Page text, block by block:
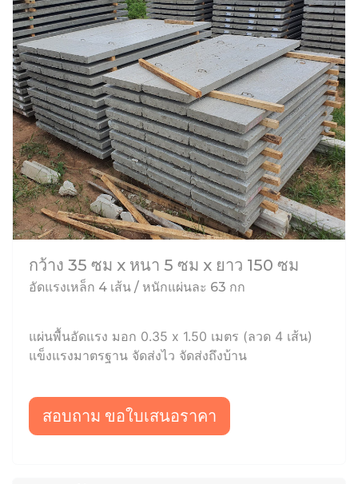
กว้าง 35 ซม x หนา 5 ซม x ยาว 150 ซม
อัดแรงเหล็ก 4 เส้น / หนักแผ่นละ 63 กก
แผ่นพื้นอัดแรง มอก 0.35 x 1.50 เมตร (ลวด 4 เส้น)
แข็งแรงมาตรฐาน จัดส่งไว จัดส่งถึงบ้าน
สอบถาม ขอใบเสนอราคา